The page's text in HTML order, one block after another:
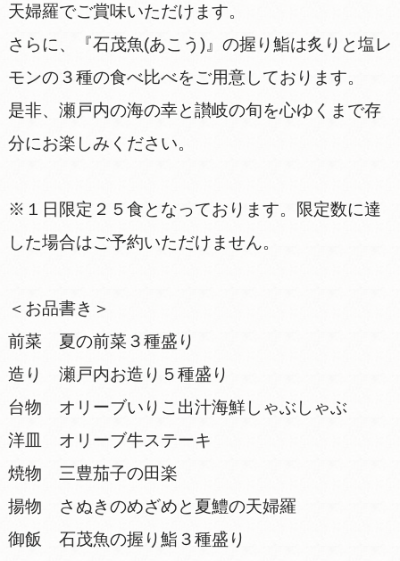
天婦羅でご賞味いただけます。
さらに、『石茂魚(あこう)』の握り鮨は炙りと塩レ
モンの３種の食べ比べをご用意しております。
是非、瀬戸内の海の幸と讃岐の旬を心ゆくまで存
分にお楽しみください。
※１日限定２５食となっております。限定数に達
した場合はご予約いただけません。
＜お品書き＞
前菜 夏の前菜３種盛り
造り 瀬戸内お造り５種盛り
台物 オリーブいりこ出汁海鮮しゃぶしゃぶ
洋皿 オリーブ牛ステーキ
焼物 三豊茄子の田楽
揚物 さぬきのめざめと夏鱧の天婦羅
御飯 石茂魚の握り鮨３種盛り